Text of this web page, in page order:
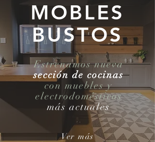
MOBLES
BUSTOS
Estrenamos nueva
sección de cocinas
con muebles y
electrodomésticos
más actuales
Ver más